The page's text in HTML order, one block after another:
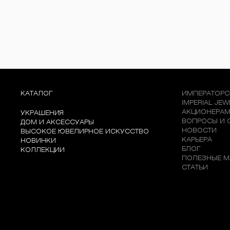
КАТАЛОГ
УКРАШЕНИЯ
ДОМ И АКСЕССУАРЫ
ВЫСОКОЕ ЮВЕЛИРНОЕ ИСКУССТВО
НОВИНКИ
КОЛЛЕКЦИИ
IMPERIAL
АКЦИОНЕРАМ
ВОПРОСЫ И
НОВОСТИ
КАРЬЕРА
БЛОГ
ПОЛЕЗНЫЕ
СТАТЬИ